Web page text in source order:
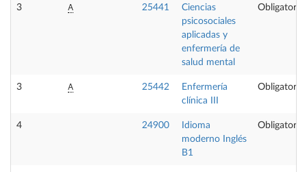
3 A 25441
Ciencias
psicosociales
aplicadas y
enfermería de
salud mental
Obligatoria
3 A 25442
Enfermería
clínica III
Obligatoria
4 24900
Idioma
moderno Inglés
B1
Obligatoria